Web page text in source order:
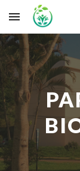
Skip to main